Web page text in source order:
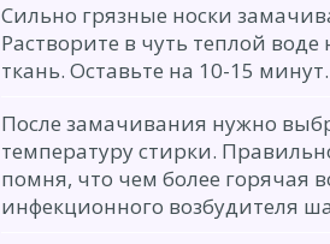
Сильно грязные носки
Растворите в чуть теплой
ткань. Оставьте на 10-15 минут.
После замачивания нужно
температуру стирки.
помня, что чем более горячая
инфекционного возбудителя